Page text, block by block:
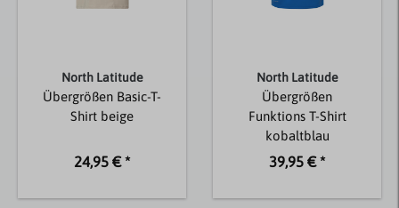
North Latitude
Übergrößen Basic-T-
Shirt beige
24,95 € *
North Latitude
Übergrößen
Funktions T-Shirt
kobaltblau
39,95 € *